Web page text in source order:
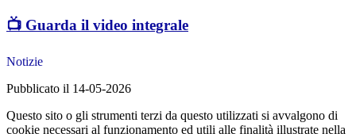
📺 Guarda il video integrale
Notizie
Pubblicato il 14-05-2026
Questo sito o gli strumenti terzi da questo utilizzati si avvalgono di
cookie necessari al funzionamento ed utili alle finalità illustrate nella